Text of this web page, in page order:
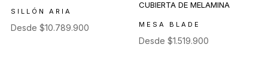
SILLÓN ARIA
Desde $10.789.900 MESA BLADE
Desde$1.519.900